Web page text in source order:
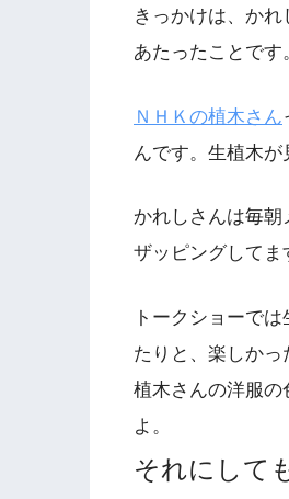
きっかけは、か
あたったことです
ＮＨＫの植木さん
んです。生植木が
かれしさんは毎
ザッピングしてま
トークショーで
たりと、楽しかっ
植木さんの洋服の
よ。
それにして